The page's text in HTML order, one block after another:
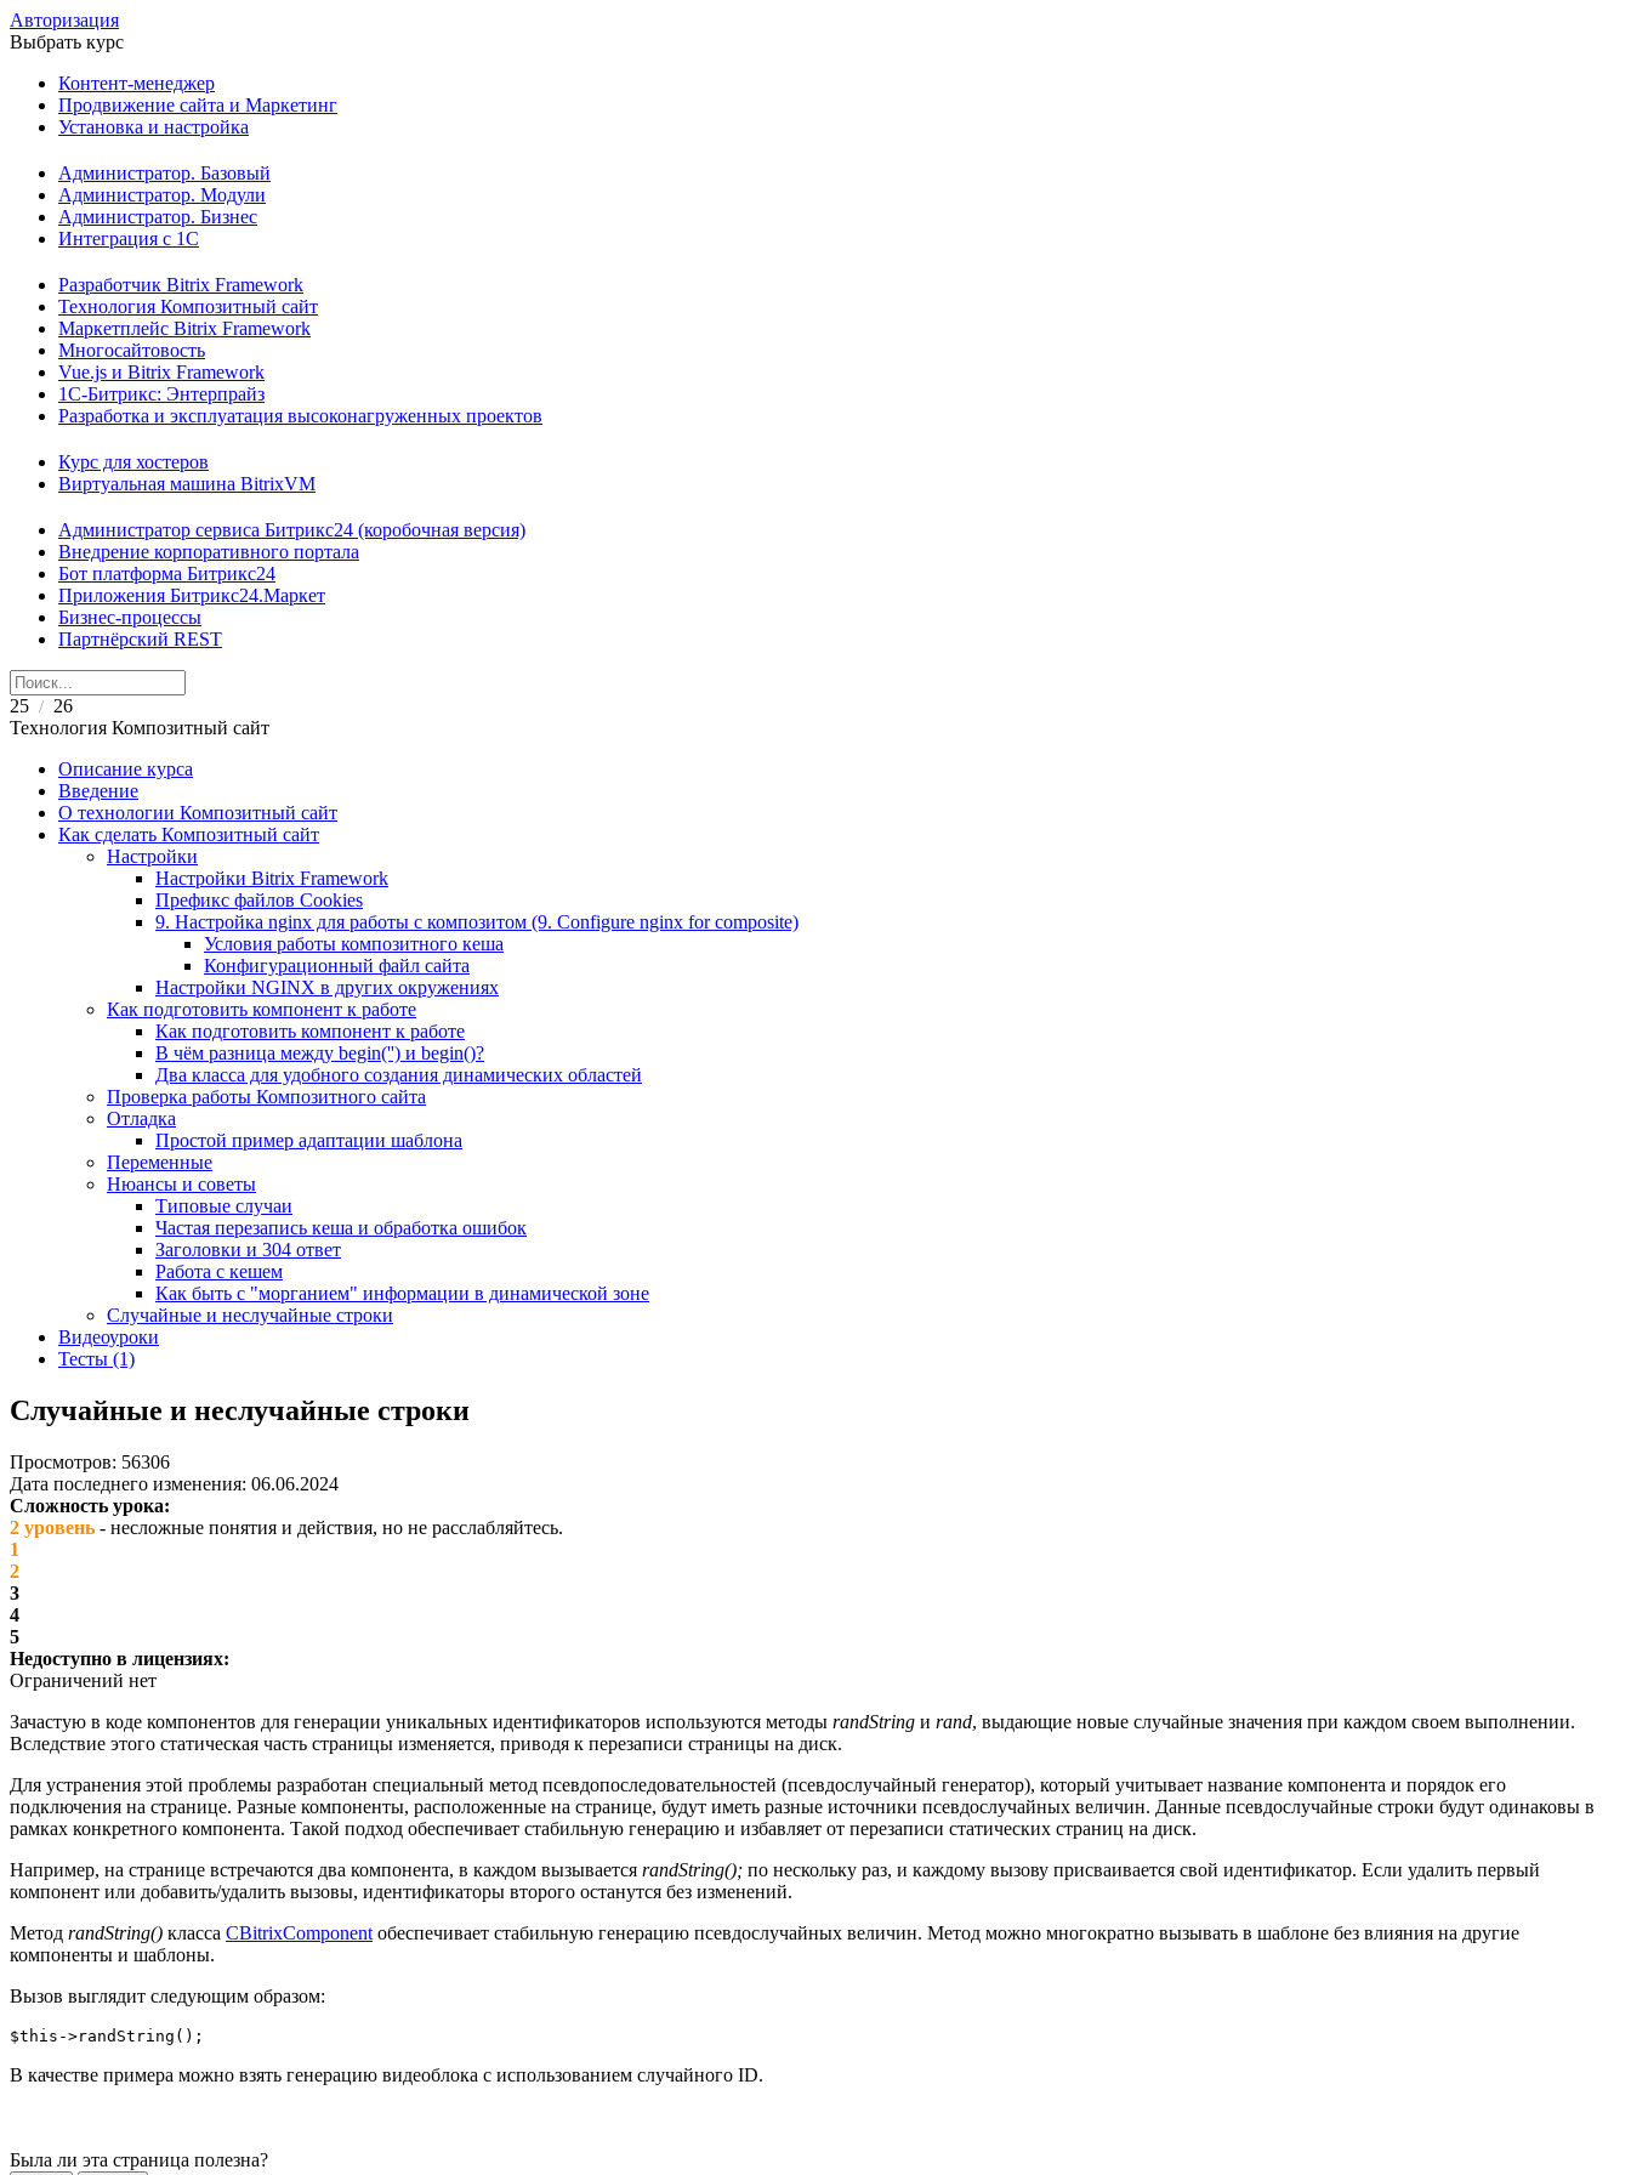
Авторизация
Выбрать курс
Контент-менеджер
Продвижение сайта и Маркетинг
Установка и настройка
Администратор. Базовый
Администратор. Модули
Администратор. Бизнес
Интеграция с 1С
Разработчик Bitrix Framework
Технология Композитный сайт
Маркетплейс Bitrix Framework
Многосайтовость
Vue.js и Bitrix Framework
1С-Битрикс: Энтерпрайз
Разработка и эксплуатация высоконагруженных проектов
Курс для хостеров
Виртуальная машина BitrixVM
Администратор сервиса Битрикс24 (коробочная версия)
Внедрение корпоративного портала
Бот платформа Битрикс24
Приложения Битрикс24.Маркет
Бизнес-процессы
Партнёрский REST
25 / 26
Технология Композитный сайт
Описание курса
Введение
О технологии Композитный сайт
Как сделать Композитный сайт
Настройки
Настройки Bitrix Framework
Префикс файлов Cookies
9. Настройка nginx для работы с композитом (9. Configure nginx for composite)
Условия работы композитного кеша
Конфигурационный файл сайта
Настройки NGINX в других окружениях
Как подготовить компонент к работе
Как подготовить компонент к работе
В чём разница между begin('') и begin()?
Два класса для удобного создания динамических областей
Проверка работы Композитного сайта
Отладка
Простой пример адаптации шаблона
Переменные
Нюансы и советы
Типовые случаи
Частая перезапись кеша и обработка ошибок
Заголовки и 304 ответ
Работа с кешем
Как быть с "морганием" информации в динамической зоне
Случайные и неслучайные строки
Видеоуроки
Тесты (1)
Случайные и неслучайные строки
Просмотров: 56306
Дата последнего изменения: 06.06.2024
Сложность урока:
2 уровень - несложные понятия и действия, но не расслабляйтесь.
1
2
3
4
5
Недоступно в лицензиях:
Ограничений нет
Зачастую в коде компонентов для генерации уникальных идентификаторов используются методы randString и rand, выдающие новые случайные значения при каждом своем выполнении.
Вследствие этого статическая часть страницы изменяется, приводя к перезаписи страницы на диск.
Для устранения этой проблемы разработан специальный метод псевдопоследовательностей (псевдослучайный генератор), который учитывает название компонента и порядок его
подключения на странице. Разные компоненты, расположенные на странице, будут иметь разные источники псевдослучайных величин. Данные псевдослучайные строки будут одинаковы в
рамках конкретного компонента. Такой подход обеспечивает стабильную генерацию и избавляет от перезаписи статических страниц на диск.
Например, на странице встречаются два компонента, в каждом вызывается randString(); по нескольку раз, и каждому вызову присваивается свой идентификатор. Если удалить первый
компонент или добавить/удалить вызовы, идентификаторы второго останутся без изменений.
Метод randString() класса CBitrixComponent обеспечивает стабильную генерацию псевдослучайных величин. Метод можно многократно вызывать в шаблоне без влияния на другие
компоненты и шаблоны.
Вызов выглядит следующим образом:
$this->randString();
В качестве примера можно взять генерацию видеоблока с использованием случайного ID.
Была ли эта страница полезна?